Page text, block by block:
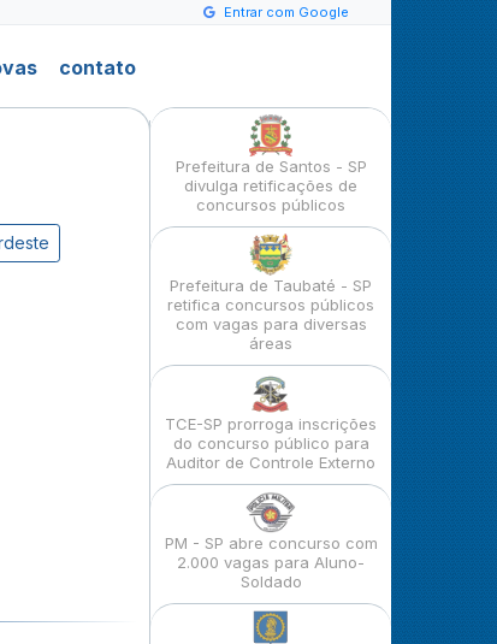
Entrar com Google
contato
Prefeitura de Santos - SP
divulga retificações de
concursos públicos
Prefeitura de Taubaté - SP
retifica concursos públicos
com vagas para diversas
áreas
TCE-SP prorroga inscrições
do concurso público para
Auditor de Controle Externo
PM - SP abre concurso com
2.000 vagas para Aluno-
Soldado